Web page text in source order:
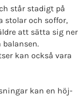
står stadigt på
stolar och soffor,
att sätta sig ner
kan också vara
kan en höj-